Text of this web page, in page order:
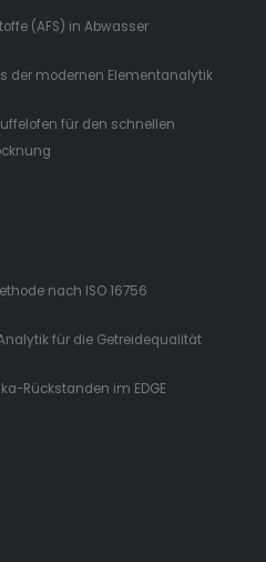
(AFS) in Abwasser
der modernen Elementanalytik
für den schnellen
nach ISO 16756
für die Getreidequalität
Rückstanden im EDGE